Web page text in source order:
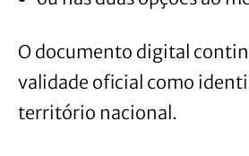
O documento digital
validade oficial como
território nacional.